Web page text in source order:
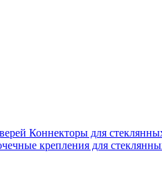
Коннекторы для
крепления для